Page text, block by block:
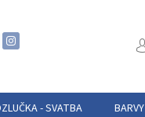
- SVATBA BARVY